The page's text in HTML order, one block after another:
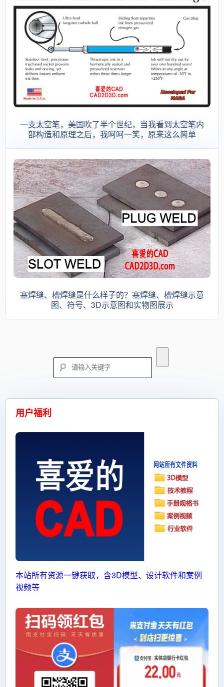
一支太空笔，美国吹了半个世纪，当我看到太空笔内
部构造和原理之后，我呵呵一笑，原来这么简单
塞焊缝、槽焊缝是什么样子的？塞焊缝、槽焊缝示意
图、符号、3D示意图和实物图展示
用户福利
本站所有资源一键获取，含3D模型、设计软件和案例
视频等